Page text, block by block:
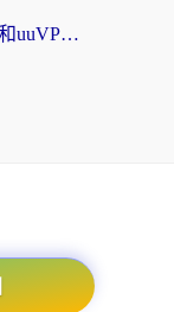
海外党必看：云极VPN好用吗？和uuVPN对比哪个回国效果更好？附真实体验+避坑指南